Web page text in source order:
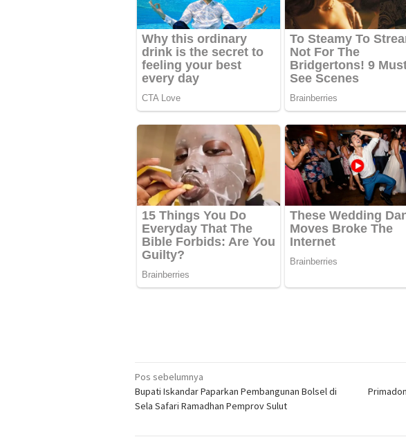
Navigasi
pos
Pos sebelumnya
Bupati Iskandar Paparkan Pembangunan Bolsel di
Sela Safari Ramadhan Pemprov Sulut